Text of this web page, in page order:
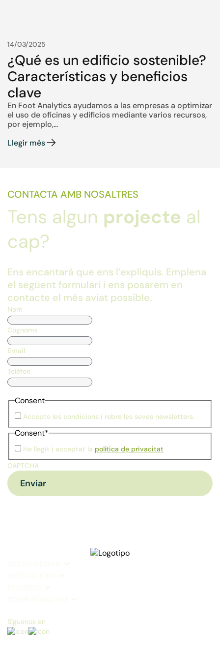
14/03/2025
¿Qué es un edificio sostenible?
Características y beneficios
clave
En Foot Analytics ayudamos a las empresas a optimizar
el uso de oficinas y edificios mediante varios recursos,
por ejemplo,...
Llegir més
CONTACTA AMB NOSALTRES
Tens algun projecte al
cap?
Ens encantarà que ens l’expliquis. Emplena
el següent formulari i ens posarem en
contacte el més aviat possible.
Nom
Cognoms
Email
Telèfon
Consent
Accepto les condicions i rebre les seves newsletters.
Consent*
He llegit i acceptat la política de privacitat
CAPTCHA
Síguenos en